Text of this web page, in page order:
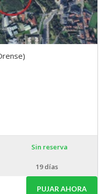
Sin reserva
19 días
PUJAR AHORA